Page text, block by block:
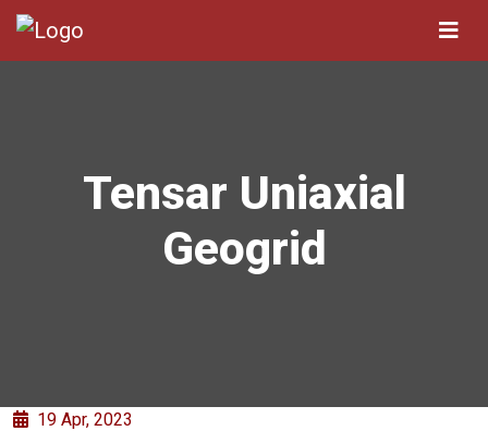
Tensar Uniaxial
Geogrid
19 Apr, 2023